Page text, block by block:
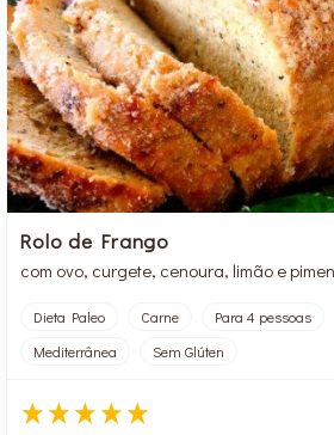
Rolo de Frango
com ovo, curgete, cenoura, limão e
Dieta Paleo Carne Para 4 pessoas
Mediterrânea
Sem Glúten